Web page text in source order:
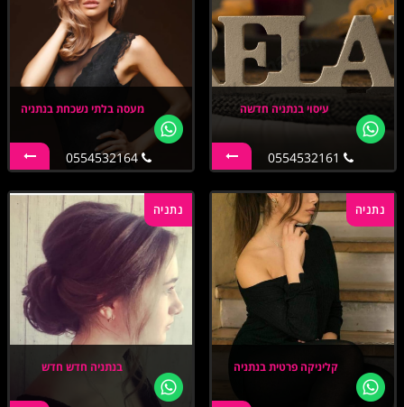
עיסוי בנתניה חדשה מעסה בלתי נשכחת בנתניה
0554532164
נתניה
קליניקה פרטית בנתניה
נתניה
בנתניה חדש חדש